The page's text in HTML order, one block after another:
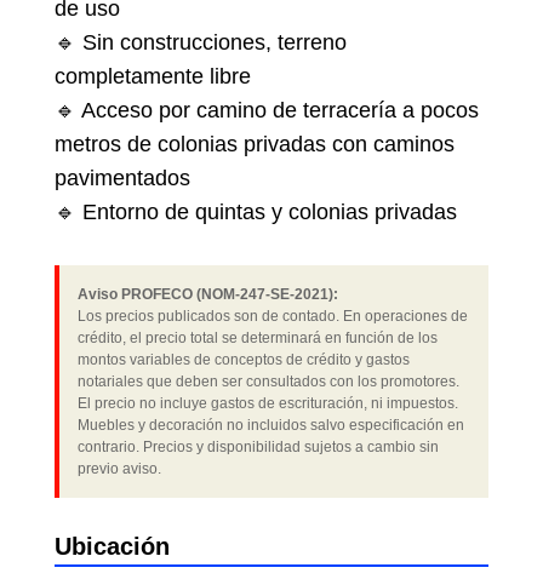
de uso
🔹 Sin construcciones, terreno
completamente libre
🔹 Acceso por camino de terracería a pocos
metros de colonias privadas con caminos
pavimentados
🔹 Entorno de quintas y colonias privadas
Aviso PROFECO (NOM-247-SE-2021):
Los precios publicados son de contado. En operaciones de
crédito, el precio total se determinará en función de los
montos variables de conceptos de crédito y gastos
notariales que deben ser consultados con los promotores.
El precio no incluye gastos de escrituración, ni impuestos.
Muebles y decoración no incluidos salvo especificación en
contrario. Precios y disponibilidad sujetos a cambio sin
previo aviso.
Ubicación